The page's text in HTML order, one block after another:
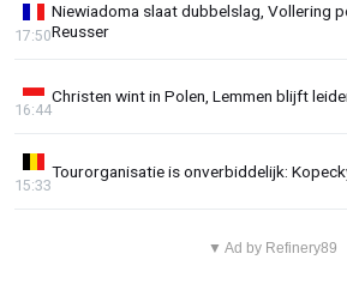
Niewiadoma slaat dubbelslag, Vollering
Reusser
17:50
Christen wint in Polen, Lemmen blijft
16:44
Tourorganisatie is onverbiddelijk:
15:33
▼ Ad by Refinery89